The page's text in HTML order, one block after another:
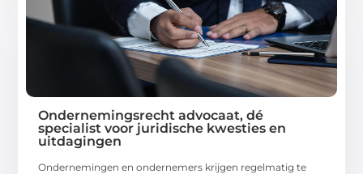
Ondernemingsrecht advocaat, dé
specialist voor juridische kwesties en
uitdagingen
Ondernemingen en ondernemers krijgen regelmatig te